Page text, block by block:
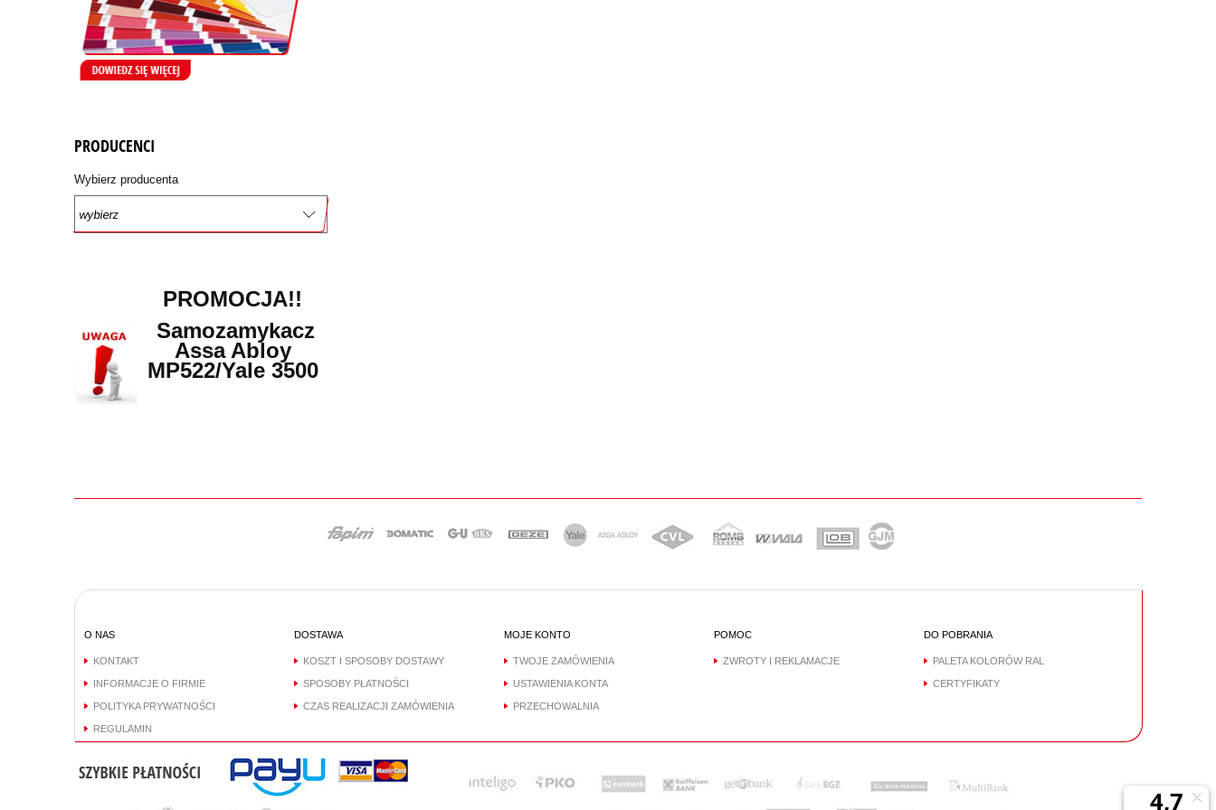
PRODUCENCI
Wybierz producenta
PROMOCJA!!
Samozamykacz
Assa Abloy
MP522/Yale 3500
O NAS
KONTAKT
INFORMACJE O FIRMIE
POLITYKA PRYWATNOŚCI
REGULAMIN
DOSTAWA
KOSZT I SPOSOBY DOSTAWY
SPOSOBY PŁATNOŚCI
CZAS REALIZACJI ZAMÓWIENIA
MOJE KONTO
TWOJE ZAMÓWIENIA
USTAWIENIA KONTA
PRZECHOWALNIA
POMOC
ZWROTY I REKLAMACJE
DO POBRANIA
PALETA KOLORÓW RAL
CERTYFIKATY